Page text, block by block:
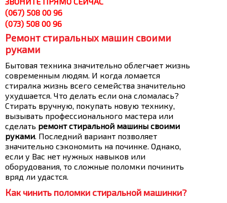
(067) 508 00 96
(073) 508 00 96
Ремонт стиральных машин своими
руками
Бытовая техника значительно облегчает жизнь
современным людям. И когда ломается
стиралка жизнь всего семейства значительно
ухудшается. Что делать если она сломалась?
Стирать вручную, покупать новую технику,
вызывать профессионального мастера или
сделать ремонт стиральной машины своими
руками. Последний вариант позволяет
значительно сэкономить на починке. Однако,
если у Вас нет нужных навыков или
оборудования, то сложные поломки починить
вряд ли удастся.
Как чинить поломки стиральной машинки?